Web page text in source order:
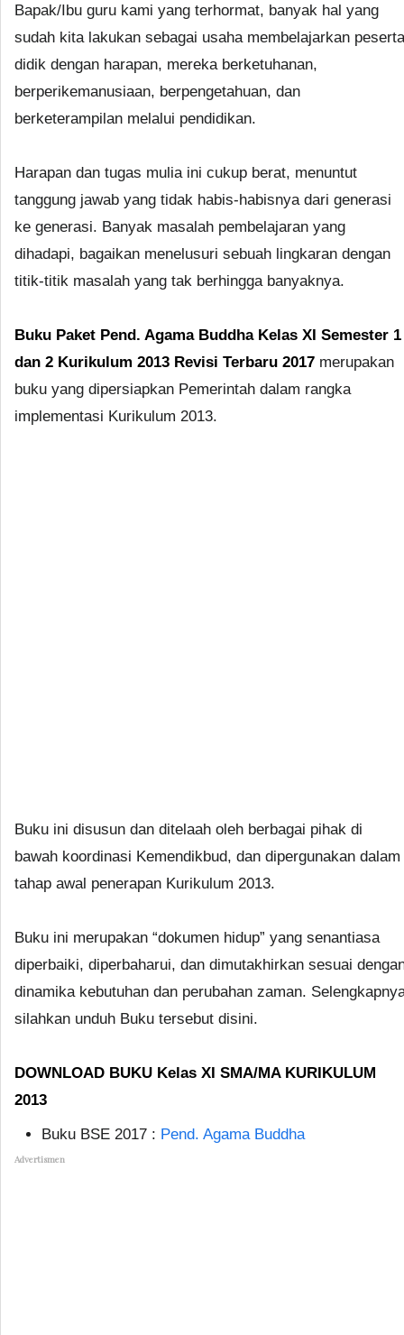
Bapak/Ibu guru kami yang terhormat, banyak hal yang
sudah kita lakukan sebagai usaha membelajarkan peserta
didik dengan harapan, mereka berketuhanan,
berperikemanusiaan, berpengetahuan, dan
berketerampilan melalui pendidikan.
Harapan dan tugas mulia ini cukup berat, menuntut
tanggung jawab yang tidak habis-habisnya dari generasi
ke generasi. Banyak masalah pembelajaran yang
dihadapi, bagaikan menelusuri sebuah lingkaran dengan
titik-titik masalah yang tak berhingga banyaknya.
Buku Paket Pend. Agama Buddha Kelas XI Semester 1
dan 2 Kurikulum 2013 Revisi Terbaru 2017 merupakan
buku yang dipersiapkan Pemerintah dalam rangka
implementasi Kurikulum 2013.
Buku ini disusun dan ditelaah oleh berbagai pihak di
bawah koordinasi Kemendikbud, dan dipergunakan dalam
tahap awal penerapan Kurikulum 2013.
Buku ini merupakan “dokumen hidup” yang senantiasa
diperbaiki, diperbaharui, dan dimutakhirkan sesuai
dinamika kebutuhan dan perubahan zaman.
silahkan unduh Buku tersebut disini.
DOWNLOAD BUKU Kelas XI SMA/MA KURIKULUM
2013
Buku BSE 2017 : Pend. Agama Buddha
Advertismen